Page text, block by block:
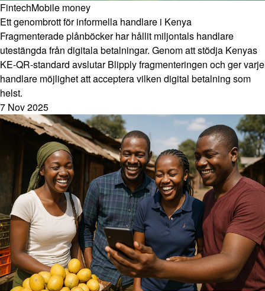
FintechMobile money
Ett genombrott för informella handlare i Kenya
Fragmenterade plånböcker har hållit miljontals handlare
utestängda från digitala betalningar. Genom att stödja Kenyas
KE-QR-standard avslutar Blipply fragmenteringen och ger varje
handlare möjlighet att acceptera vilken digital betalning som
helst.
7 Nov 2025